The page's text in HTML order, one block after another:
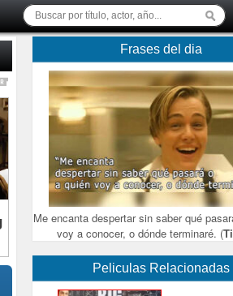
Frases del dia
Me encanta despertar sin saber qué
voy a conocer, o dónde terminaré. (
Peliculas Relacionadas